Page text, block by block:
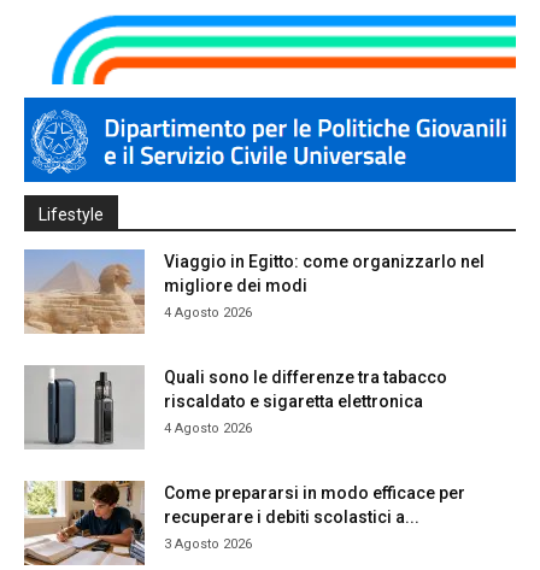
Lifestyle
Viaggio in Egitto: come organizzarlo nel
migliore dei modi
4 Agosto 2026
Quali sono le differenze tra tabacco
riscaldato e sigaretta elettronica
4 Agosto 2026
Come prepararsi in modo efficace per
recuperare i debiti scolastici a...
3 Agosto 2026